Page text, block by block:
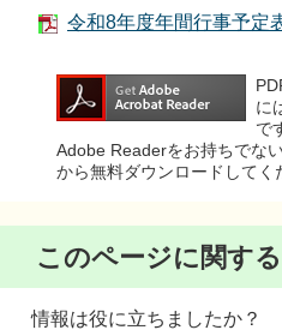
令和8年度年間行事予定
に
で
Adobe Readerをお持ちでな
から無料ダウンロードしてく
このページに関す
情報は役に立ちましたか？